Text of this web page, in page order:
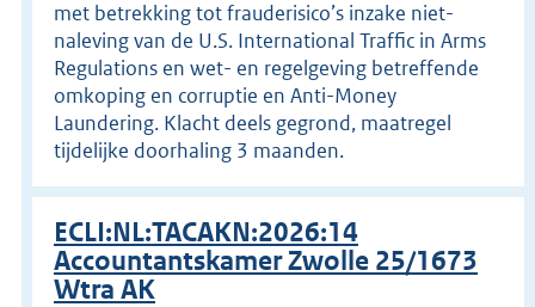
met betrekking tot frauderisico’s inzake niet-
naleving van de U.S. International Traffic in Arms
Regulations en wet- en regelgeving betreffende
omkoping en corruptie en Anti-Money
Laundering. Klacht deels gegrond, maatregel
tijdelijke doorhaling 3 maanden.
ECLI:NL:TACAKN:2026:14
Accountantskamer Zwolle 25/1673
Wtra AK